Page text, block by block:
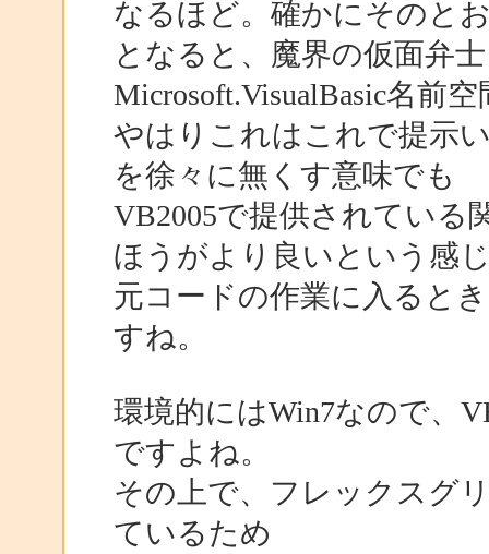
なるほど。確かにそのと
となると、魔界の仮面弁
Microsoft.VisualBasic名前
やはりこれはこれで提示
を徐々に無くす意味でも
VB2005で提供されている
ほうがより良いという感
元コードの作業に入ると
すね。
環境的にはWin7なので、
ですよね。
その上で、フレックスグ
ているため